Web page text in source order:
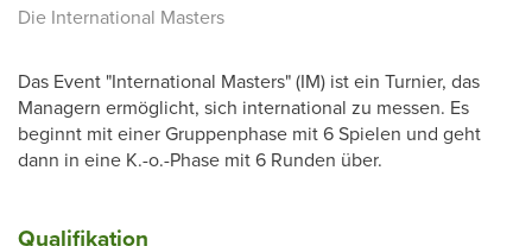
Die International Masters
Das Event "International Masters" (IM) ist ein Turnier, das
Managern ermöglicht, sich international zu messen. Es
beginnt mit einer Gruppenphase mit 6 Spielen und geht
dann in eine K.-o.-Phase mit 6 Runden über.
Qualifikation